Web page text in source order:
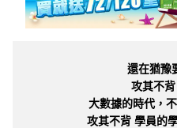
還在猶豫
攻其不
大數據的時代，
攻其不背 學員的